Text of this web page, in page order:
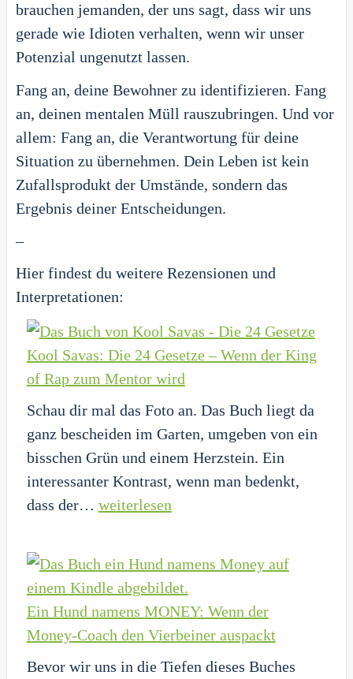
brauchen jemanden, der uns sagt, dass wir uns
gerade wie Idioten verhalten, wenn wir unser
Potenzial ungenutzt lassen.
Fang an, deine Bewohner zu identifizieren. Fang
an, deinen mentalen Müll rauszubringen. Und vor
allem: Fang an, die Verantwortung für deine
Situation zu übernehmen. Dein Leben ist kein
Zufallsprodukt der Umstände, sondern das
Ergebnis deiner Entscheidungen.
–
Hier findest du weitere Rezensionen und
Interpretationen:
Kool Savas: Die 24 Gesetze – Wenn der King
of Rap zum Mentor wird
Schau dir mal das Foto an. Das Buch liegt da
ganz bescheiden im Garten, umgeben von ein
bisschen Grün und einem Herzstein. Ein
interessanter Kontrast, wenn man bedenkt,
dass der… Kool
24
Gesetze
–
Wenn
der
weiterlesen
Ein Hund namens MONEY: Wenn der
Money-Coach den Vierbeiner auspackt
Bevor wir uns in die Tiefen dieses Buches